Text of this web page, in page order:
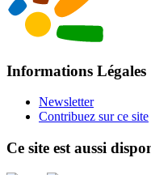
Informations Légales
Newsletter
Contribuez sur ce site
Ce site est aussi